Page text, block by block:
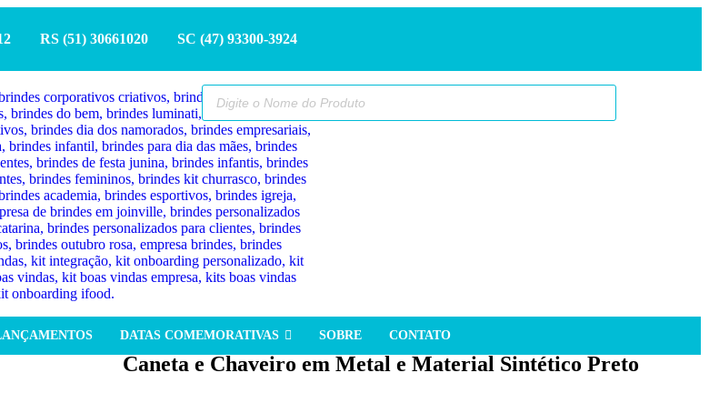
RS (51) 30661020 SC (47) 93300-3924
DATAS COMEMORATIVAS SOBRE CONTATO
Caneta e Chaveiro em Metal e Material Sintético Preto